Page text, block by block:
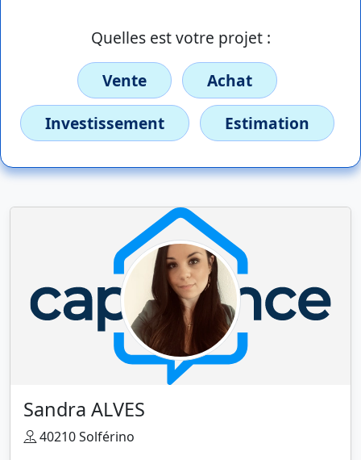
Quelles est votre projet :
Vente
Achat
Investissement
Estimation
Sandra ALVES
40210 Solférino